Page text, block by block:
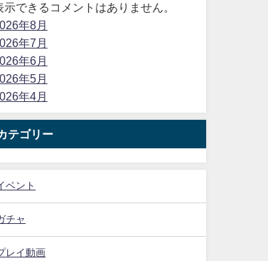
示できるコメントはありません。
年8月
年7月
年6月
年5月
年4月
テゴリー
ベント
チャ
レイ動画